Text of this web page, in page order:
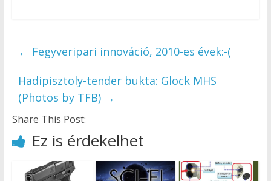
← Fegyveripari innováció, 2010-es évek:-(
Hadipisztoly-tender bukta: Glock MHS
(Photos by TFB) →
Share This Post:
Ez is érdekelhet